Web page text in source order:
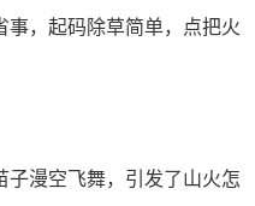
事，起码除草简单，点把火
子漫空飞舞，引发了山火怎